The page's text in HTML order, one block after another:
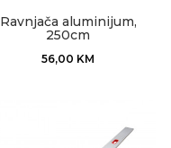
Ravnjača aluminijum,
250cm
56,00 KM